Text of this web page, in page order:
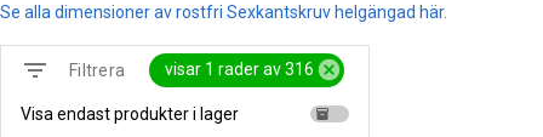
Se alla dimensioner av rostfri Sexkantskruv helgängad här.
filter_list Filtrera visar 1 rader av 316 cancel
Visa endast produkter i lager inventory